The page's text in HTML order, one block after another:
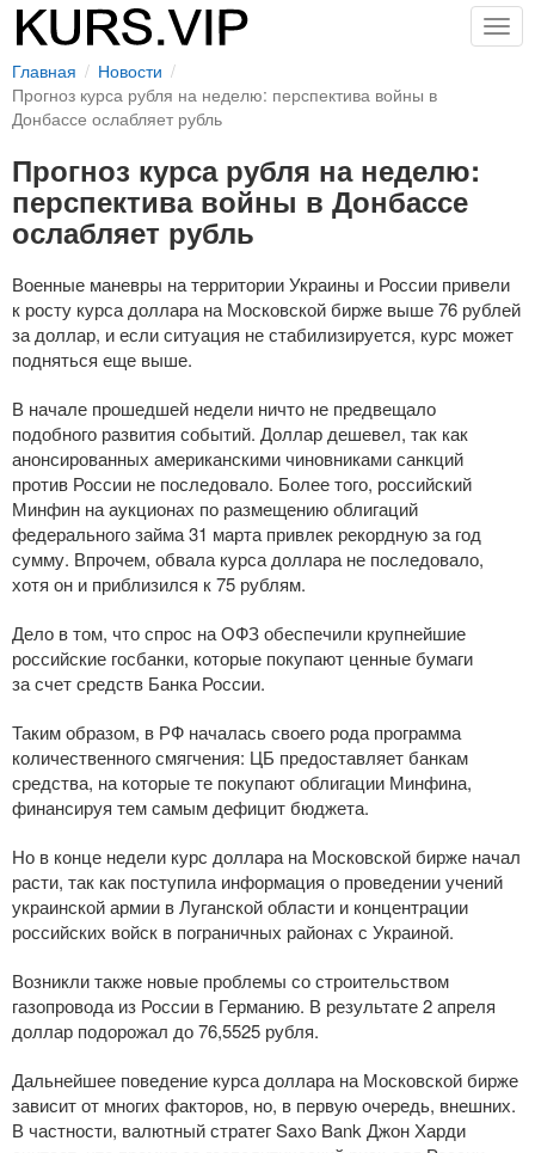
Главная
Новости
Прогноз курса рубля на неделю: перспектива войны в
Донбассе ослабляет рубль
Прогноз курса рубля на неделю:
перспектива войны в Донбассе
ослабляет рубль
Военные маневры на территории Украины и России привели
к росту курса доллара на Московской бирже выше 76 рублей
за доллар, и если ситуация не стабилизируется, курс может
подняться еще выше.
В начале прошедшей недели ничто не предвещало
подобного развития событий. Доллар дешевел, так как
анонсированных американскими чиновниками санкций
против России не последовало. Более того, российский
Минфин на аукционах по размещению облигаций
федерального займа 31 марта привлек рекордную за год
сумму. Впрочем, обвала курса доллара не последовало,
хотя он и приблизился к 75 рублям.
Дело в том, что спрос на ОФЗ обеспечили крупнейшие
российские госбанки, которые покупают ценные бумаги
за счет средств Банка России.
Таким образом, в РФ началась своего рода программа
количественного смягчения: ЦБ предоставляет банкам
средства, на которые те покупают облигации Минфина,
финансируя тем самым дефицит бюджета.
Но в конце недели курс доллара на Московской бирже начал
расти, так как поступила информация о проведении учений
украинской армии в Луганской области и концентрации
российских войск в пограничных районах с Украиной.
Возникли также новые проблемы со строительством
газопровода из России в Германию. В результате 2 апреля
доллар подорожал до 76,5525 рубля.
Дальнейшее поведение курса доллара на Московской бирже
зависит от многих факторов, но, в первую очередь, внешних.
В частности, валютный стратег Saxo Bank Джон Харди